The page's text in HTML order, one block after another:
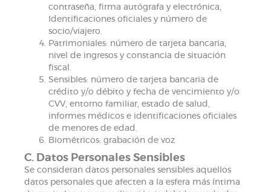
contraseña, firma autógrafa y electrónica,
Identificaciones oficiales y número de
socio/viajero.
Patrimoniales: número de tarjeta bancaria,
nivel de ingresos y constancia de situación
fiscal.
Sensibles: número de tarjeta bancaria de
crédito y/o débito y fecha de vencimiento y/o
CVV, entorno familiar, estado de salud,
informes médicos e identificaciones oficiales
de menores de edad.
Biométricos: grabación de voz
C. Datos Personales Sensibles
Se consideran datos personales sensibles aquellos
datos personales que afecten a la esfera más íntima